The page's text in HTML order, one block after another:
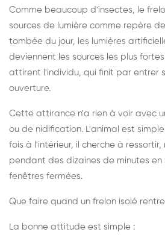
Comme beaucoup d'insectes, le
sources de lumière comme repère
tombée du jour, les lumières
deviennent les sources les plus
attirent l'individu, qui finit par entrer
ouverture.
Cette attirance n'a rien à voir avec
ou de nidification. L'animal est
fois à l'intérieur, il cherche à
pendant des dizaines de minutes
fenêtres fermées.
Que faire quand un frelon isolé
La bonne attitude est simple :